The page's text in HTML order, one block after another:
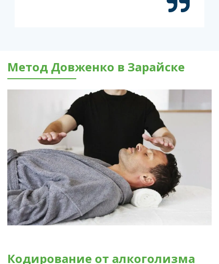
Метод Довженко в Зарайске
Кодирование от алкоголизма